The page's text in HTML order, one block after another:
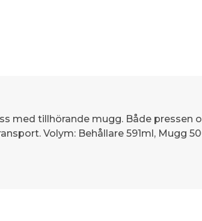
med tillhörande mugg. Både pressen
Volym: Behållare 591ml, Mugg